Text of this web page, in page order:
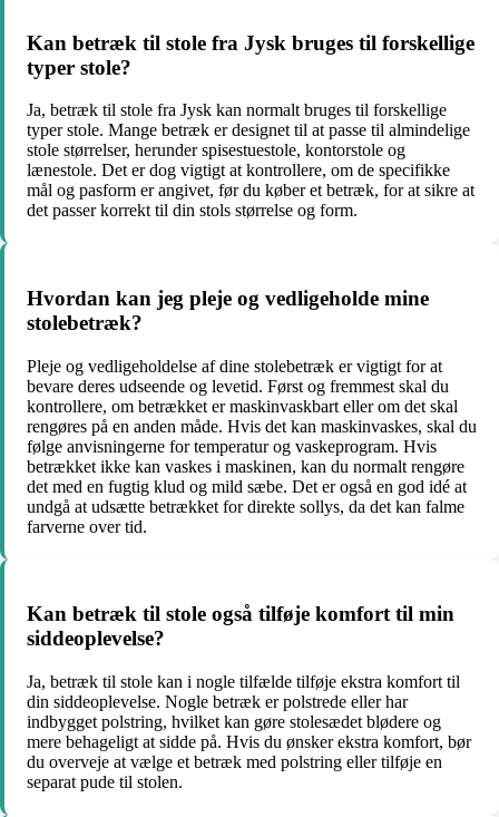
Kan betræk til stole fra Jysk bruges til forskellige
typer stole?
Ja, betræk til stole fra Jysk kan normalt bruges til forskellige
typer stole. Mange betræk er designet til at passe til almindelige
stole størrelser, herunder spisestuestole, kontorstole og
lænestole. Det er dog vigtigt at kontrollere, om de specifikke
mål og pasform er angivet, før du køber et betræk, for at sikre at
det passer korrekt til din stols størrelse og form.
Hvordan kan jeg pleje og vedligeholde mine
stolebetræk?
Pleje og vedligeholdelse af dine stolebetræk er vigtigt for at
bevare deres udseende og levetid. Først og fremmest skal du
kontrollere, om betrækket er maskinvaskbart eller om det skal
rengøres på en anden måde. Hvis det kan maskinvaskes, skal du
følge anvisningerne for temperatur og vaskeprogram. Hvis
betrækket ikke kan vaskes i maskinen, kan du normalt rengøre
det med en fugtig klud og mild sæbe. Det er også en god idé at
undgå at udsætte betrækket for direkte sollys, da det kan falme
farverne over tid.
Kan betræk til stole også tilføje komfort til min
siddeoplevelse?
Ja, betræk til stole kan i nogle tilfælde tilføje ekstra komfort til
din siddeoplevelse. Nogle betræk er polstrede eller har
indbygget polstring, hvilket kan gøre stolesædet blødere og
mere behageligt at sidde på. Hvis du ønsker ekstra komfort, bør
du overveje at vælge et betræk med polstring eller tilføje en
separat pude til stolen.